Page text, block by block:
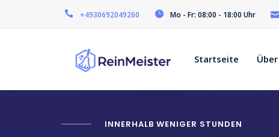
+4930692049260 Mo - Fr: 08:00 - 18:00 Uhr
Startseite
INNERHALB WENIGER STUNDEN